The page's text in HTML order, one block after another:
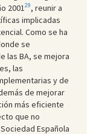
2001 29, reunir a
implicadas
Como se ha
se
las BA, se mejora
las
y de
de mejorar
más eficiente
que no
Española